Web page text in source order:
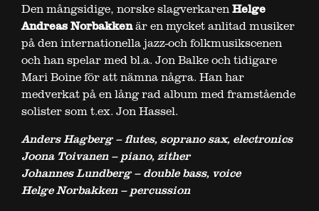
Den mångsidige, norske slagverkarenHelge
Andreas Norbakkenär en mycket anlitad musiker
på den internationella jazz-och folkmusikscenen
och han spelar med bl.a. Jon Balke och tidigare
Mari Boine för att nämna några. Han har
medverkat på en lång rad album med framstående
solister som t.ex. Jon Hassel.
Anders Hagberg – flutes, soprano sax, electronics
Joona Toivanen – piano, zither
Johannes Lundberg – double bass, voice
Helge Norbakken – percussion